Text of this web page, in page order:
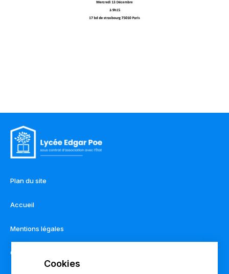
Plan du site
Accueil
Mentions légales
Contact